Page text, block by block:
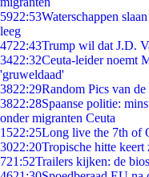
5922:53Waterschappen
leeg
4722:43Trump wil dat J.D.
3422:32Ceuta-leider noemt
'gruweldaad'
3822:29Random Pics van
3822:28Spaanse politie:
onder migranten Ceuta
1522:25Long live the 7th of
3022:20Tropische hitte keert
721:52Trailers kijken: de